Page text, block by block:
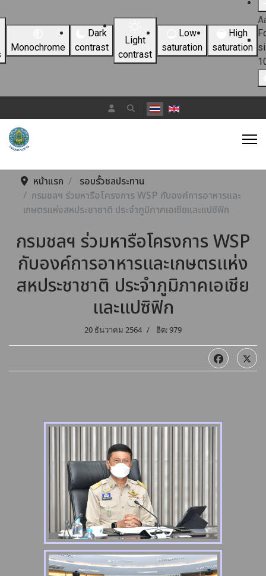
Monochrome
Dark
contrast
Light
contrast
Low
saturation
High
saturation
เลือกภาษาของคุณ
หน้าแรก
รอบรั้วชลประทาน
กรมชลฯ ร่วมหารือโครงการ WSP กับองค์การอาหารและ
เกษตรแห่งสหประชาชาติ ประจำภูมิภาคเอเชียและแปซิฟิก
กรมชลฯ ร่วมหารือโครงการ WSP
กับองค์การอาหารและเกษตรแห่ง
สหประชาชาติ ประจำภูมิภาคเอเชีย
และแปซิฟิก
20 ธันวาคม 2564 ฮิต: 979